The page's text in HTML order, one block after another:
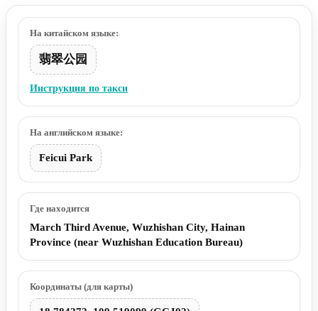
На китайском языке:
翡翠公园
Инструкция по такси
На английском языке:
Feicui Park
Где находится
March Third Avenue, Wuzhishan City, Hainan
Province (near Wuzhishan Education Bureau)
Координаты (для карты)